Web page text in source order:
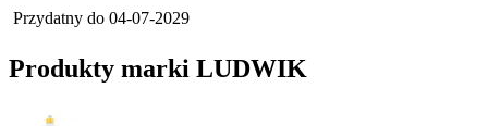
Przydatny do 04-07-2029
Produkty marki LUDWIK